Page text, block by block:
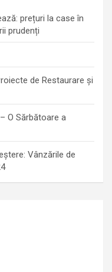
prețuri la case în
prudenți
de Restaurare și
O Sărbătoare a
Vânzările de